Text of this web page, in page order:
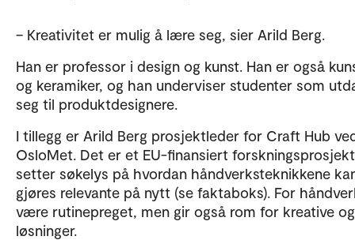
– Kreativitet er mulig å lære seg, sier Arild Berg.
Han er professor i design og kunst. Han er også
og keramiker, og han underviser studenter som
seg til produktdesignere.
I tillegg er Arild Berg prosjektleder for Craft Hub
OsloMet. Det er et EU-finansiert
setter søkelys på hvordan håndverksteknikkene
gjøres relevante på nytt (se faktaboks). For
være rutinepreget, men gir også rom for kreative
løsninger.